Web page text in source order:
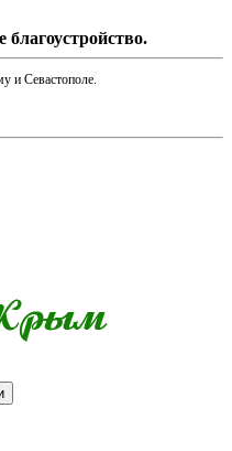
и Севастополе.